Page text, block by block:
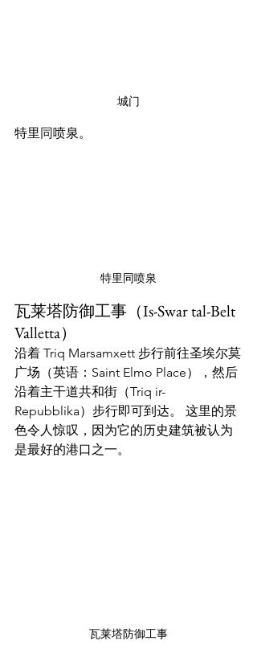
城门
特里同喷泉。
特里同喷泉
瓦莱塔防御工事（Is-Swar tal-Belt
Valletta）
沿着 Triq Marsamxett 步行前往圣埃尔莫
广场（英语：Saint Elmo Place），然后
沿着主干道共和街（Triq ir-
Repubblika）步行即可到达。 这里的景
色令人惊叹，因为它的历史建筑被认为
是最好的港口之一。
瓦莱塔防御工事